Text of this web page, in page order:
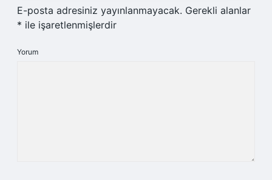
E-posta adresiniz yayınlanmayacak. Gerekli alanlar
* ile işaretlenmişlerdir
Yorum